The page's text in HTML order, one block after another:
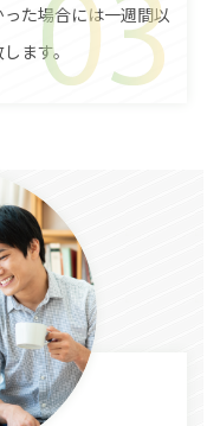
た場合には一週間以
ます。